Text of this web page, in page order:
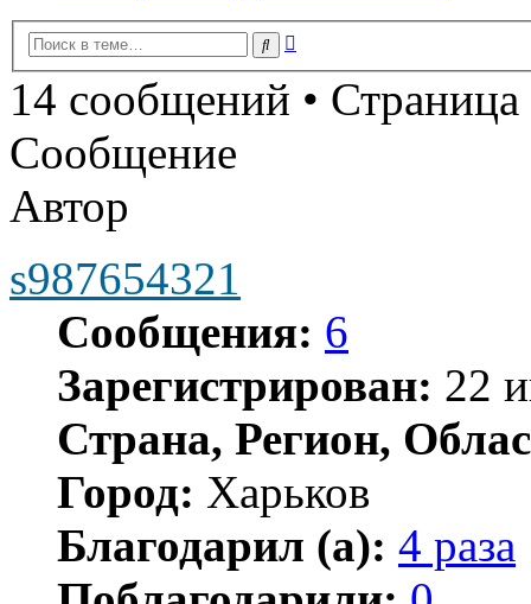
Поиск
14 сообщений • Страница
Сообщение
Автор
s987654321
Сообщения: 6
Зарегистрирован: 22
Страна, Регион,
Город: Харьков
Благодарил (а): 4 раза